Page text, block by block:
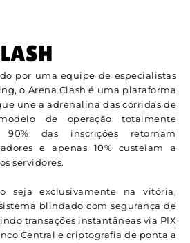
por uma equipe de especialistas
o Arena Clash é uma plataforma
une a adrenalina das corridas de
de operação totalmente
90% das inscrições retornam
e apenas 10% custeiam a
servidores.
seja exclusivamente na vitória,
blindado com segurança de
transações instantâneas via PIX
Central e criptografia de ponta a